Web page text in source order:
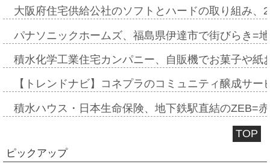
大阪府住宅供給公社のソフトとハードの取り組み
パナソニックホームズ、福島県伊達市で街びらき=
積水化学工業住宅カンパニー、自販機でお菓子や
【トレンドナビ】コネプラのコミュニティ醸成サ
積水ハウス・日本生命保険、地下鉄駅直結のZEB=
TOP
ピックアップ